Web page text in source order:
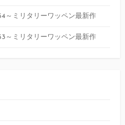
～ミリタリーワッペン最新作
～ミリタリーワッペン最新作